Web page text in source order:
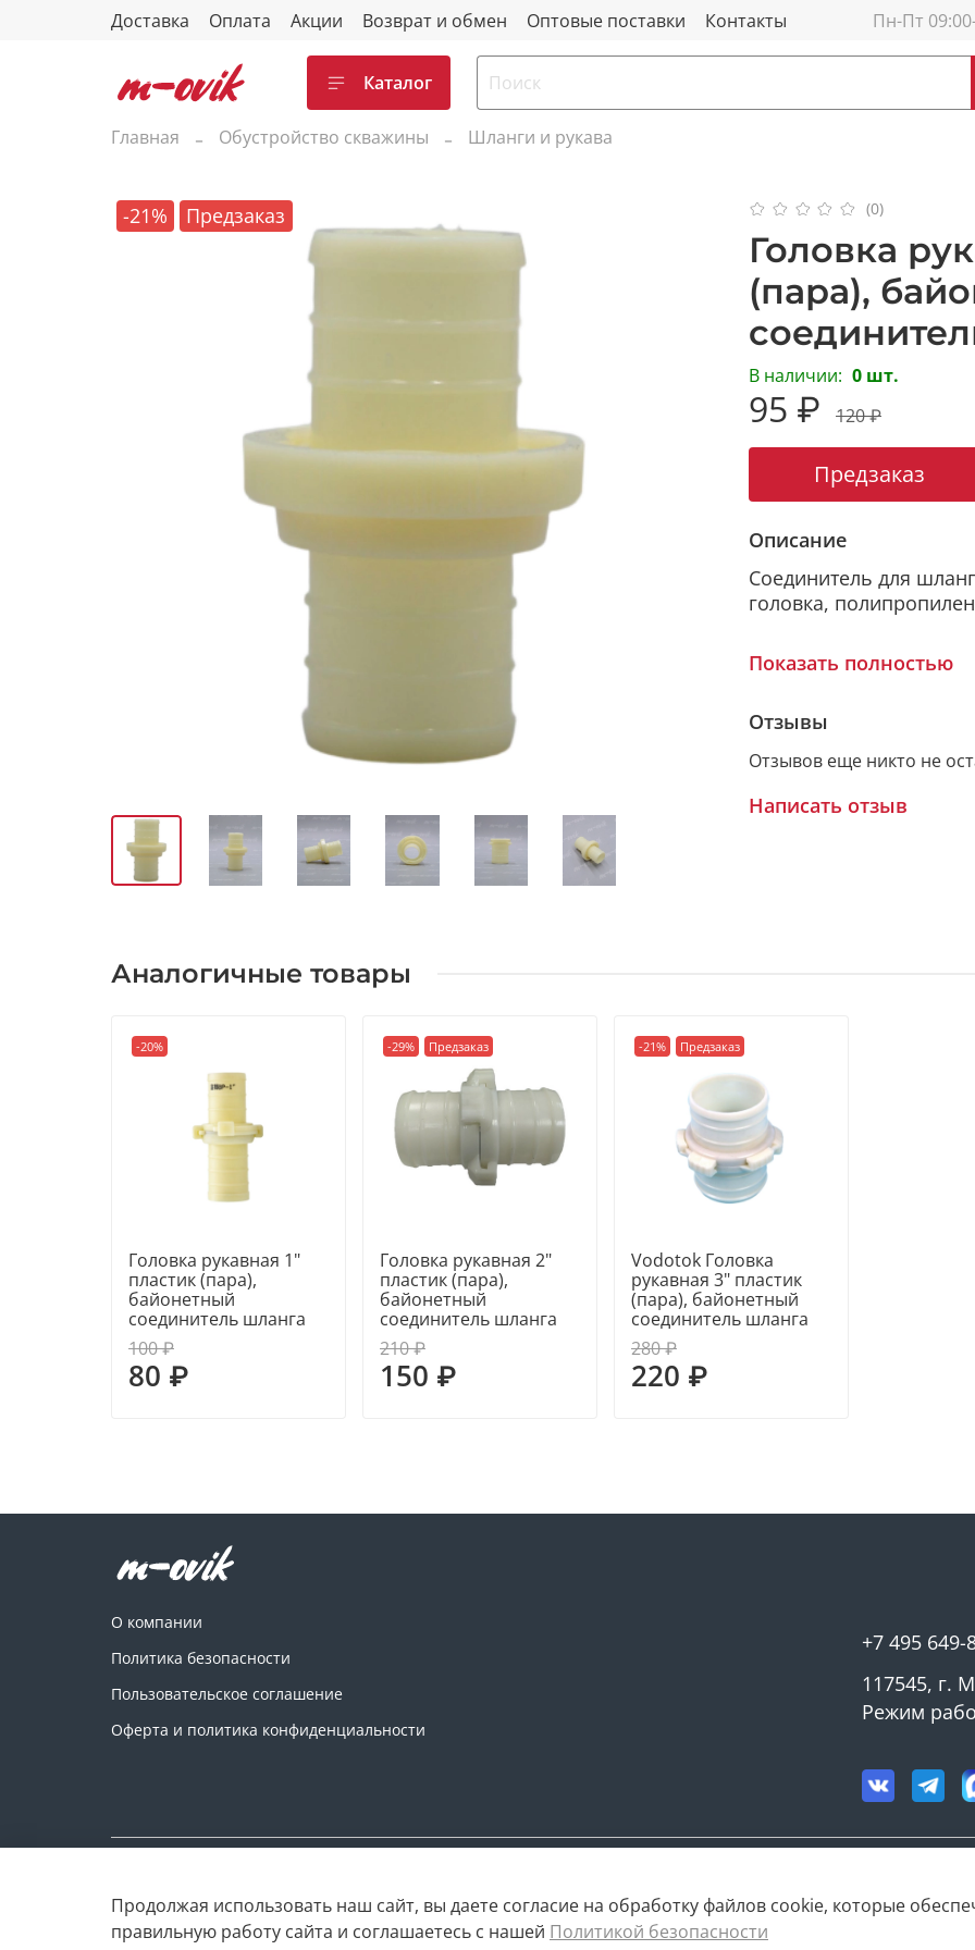
Доставка Оплата Акции Возврат и обмен Оптовые поставки Контакты Пн-Пт
Каталог
Главная Обустройство скважины Шланги и рукава
-21% Предзаказ (0)
Головка
(пара),
В наличии: 0 шт.
95 ₽ 120 ₽
Предзаказ
Описание
Соединитель для
головка, полипропилен
Байонетный
быстрого и надёжного
рукавам, поливочным
► ОСНОВНЫЕ
• Тип: рукавная
• Материал:
• Тип монтажа: под
повреждения рукава
• Подходит для
• насосы и мотопомпы
Показать полностью
Отзывы
Отзывов еще никто не
Написать отзыв
Аналогичные товары
-20%
Головка рукавная 1"
пластик (пара),
байонетный
соединитель шланга
100 ₽
80 ₽
-29% Предзаказ
Головка рукавная 2"
пластик (пара),
байонетный
соединитель шланга
210 ₽
150 ₽
-21% Предзаказ
Vodotok Головка
рукавная 3" пластик
(пара), байонетный
соединитель шланга
280 ₽
220 ₽
О компании
Политика безопасности
Пользовательское соглашение
Оферта и политика конфиденциальности
+7 495 649-
117545, г.
Режим
Продолжая использовать наш сайт, вы даете согласие на обработку файлов cookie, которые
правильную работу сайта и соглашаетесь с нашей Политикой безопасности